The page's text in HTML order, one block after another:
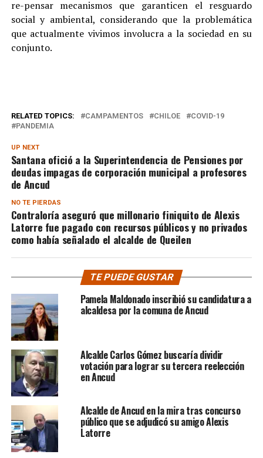
re-pensar mecanismos que garanticen el resguardo
social y ambiental, considerando que la problemática
que actualmente vivimos involucra a la sociedad en su
conjunto.
RELATED TOPICS: CAMPAMENTOS CHILOE
COVID-19
PANDEMIA
UP NEXT
Santana ofició a la Superintendencia de Pensiones por
deudas impagas de corporación municipal a profesores
de Ancud
NO TE PIERDAS
Contraloría aseguró que millonario finiquito de Alexis
Latorre fue pagado con recursos públicos y no privados
como había señalado el alcalde de Queilen
TE PUEDE GUSTAR
Pamela Maldonado inscribió su candidatura a
alcaldesa por la comuna de Ancud
Alcalde Carlos Gómez buscaría dividir
votación para lograr su tercera reelección
en Ancud
Alcalde de Ancud en la mira tras concurso
público que se adjudicó su amigo Alexis
Latorre